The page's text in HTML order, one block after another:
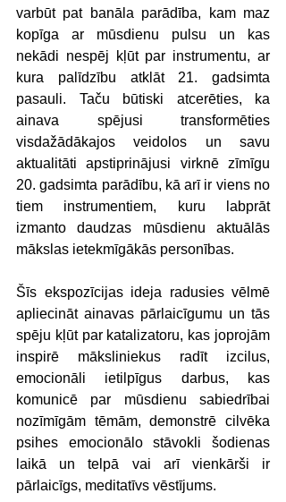
varbūt pat banāla parādība, kam maz
kopīga ar mūsdienu pulsu un kas
nekādi nespēj kļūt par instrumentu, ar
kura palīdzību atklāt 21. gadsimta
pasauli. Taču būtiski atcerēties, ka
ainava spējusi transformēties
visdažādākajos veidolos un savu
aktualitāti apstiprinājusi virknē zīmīgu
20. gadsimta parādību, kā arī ir viens no
tiem instrumentiem, kuru labprāt
izmanto daudzas mūsdienu aktuālās
mākslas ietekmīgākās personības.
Šīs ekspozīcijas ideja radusies vēlmē
apliecināt ainavas pārlaicīgumu un tās
spēju kļūt par katalizatoru, kas joprojām
inspirē māksliniekus radīt izcilus,
emocionāli ietilpīgus darbus, kas
komunicē par mūsdienu sabiedrībai
nozīmīgām tēmām, demonstrē cilvēka
psihes emocionālo stāvokli šodienas
laikā un telpā vai arī vienkārši ir
pārlaicīgs, meditatīvs vēstījums.